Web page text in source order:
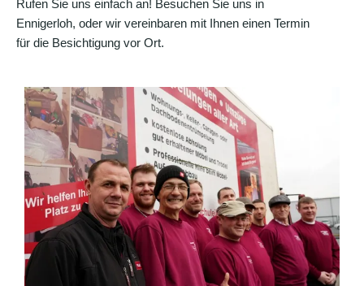
Rufen Sie uns einfach an! Besuchen Sie uns in
Ennigerloh, oder wir vereinbaren mit Ihnen einen Termin
für die Besichtigung vor Ort.